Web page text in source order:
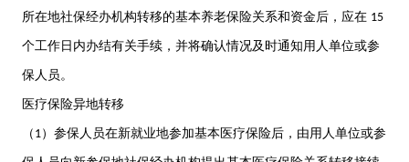
所在地社保经办机构转移的基本养老保险关系和资金后，应在 15
个工作日内办结有关手续，并将确认情况及时通知用人单位或参
保人员。
医疗保险异地转移
（ 1）参保人员在新就业地参加基本医疗保险后，由用人单位或参